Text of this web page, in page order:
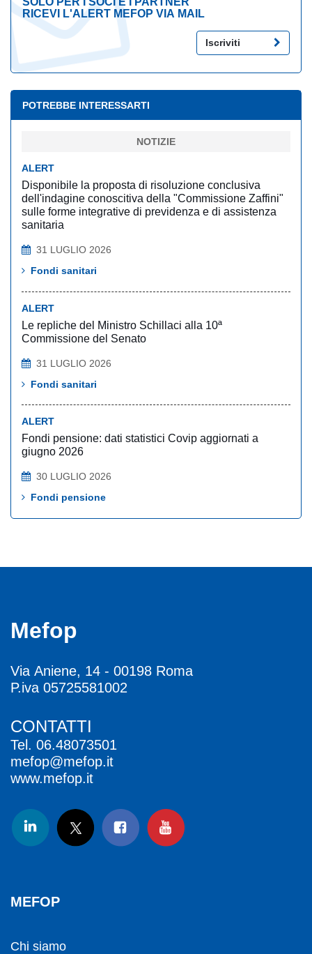
RICEVI L'ALERT MEFOP VIA MAIL
Iscriviti
POTREBBE INTERESSARTI
NOTIZIE
ALERT
Disponibile la proposta di risoluzione conclusiva
dell'indagine conoscitiva della "Commissione Zaffini"
sulle forme integrative di previdenza e di assistenza
sanitaria
31 LUGLIO 2026
Fondi sanitari
ALERT
Le repliche del Ministro Schillaci alla 10ª
Commissione del Senato
31 LUGLIO 2026
Fondi sanitari
ALERT
Fondi pensione: dati statistici Covip aggiornati a
giugno 2026
30 LUGLIO 2026
Fondi pensione
Mefop
Via Aniene, 14 - 00198 Roma
P.iva 05725581002
CONTATTI
Tel. 06.48073501
mefop@mefop.it
www.mefop.it
MEFOP
Chi siamo